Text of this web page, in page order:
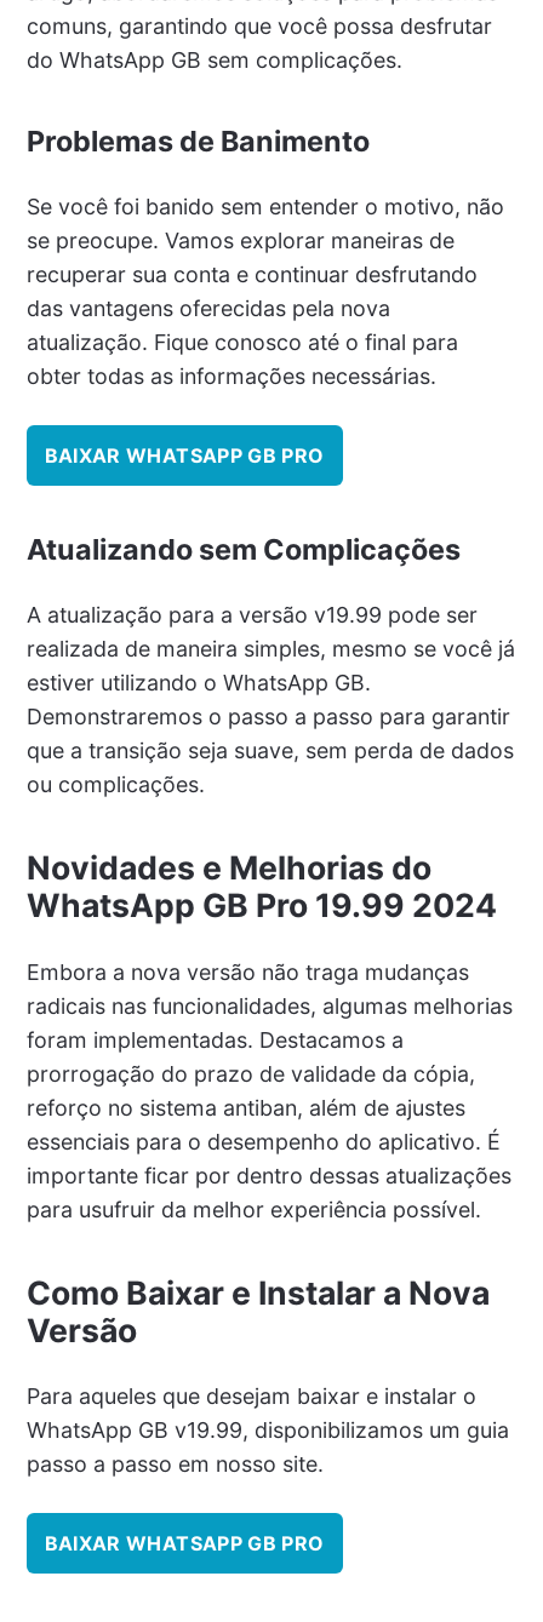
comuns, garantindo que você possa desfrutar
do WhatsApp GB sem complicações.
Problemas de Banimento
Se você foi banido sem entender o motivo, não
se preocupe. Vamos explorar maneiras de
recuperar sua conta e continuar desfrutando
das vantagens oferecidas pela nova
atualização. Fique conosco até o final para
obter todas as informações necessárias.
BAIXAR WHATSAPP GB PRO
Atualizando sem Complicações
A atualização para a versão v19.99 pode ser
realizada de maneira simples, mesmo se você já
estiver utilizando o WhatsApp GB.
Demonstraremos o passo a passo para garantir
que a transição seja suave, sem perda de dados
ou complicações.
Novidades e Melhorias do
WhatsApp GB Pro 19.99 2024
Embora a nova versão não traga mudanças
radicais nas funcionalidades, algumas melhorias
foram implementadas. Destacamos a
prorrogação do prazo de validade da cópia,
reforço no sistema antiban, além de ajustes
essenciais para o desempenho do aplicativo. É
importante ficar por dentro dessas atualizações
para usufruir da melhor experiência possível.
Como Baixar e Instalar a Nova
Versão
Para aqueles que desejam baixar e instalar o
WhatsApp GB v19.99, disponibilizamos um guia
passo a passo em nosso site.
BAIXAR WHATSAPP GB PRO